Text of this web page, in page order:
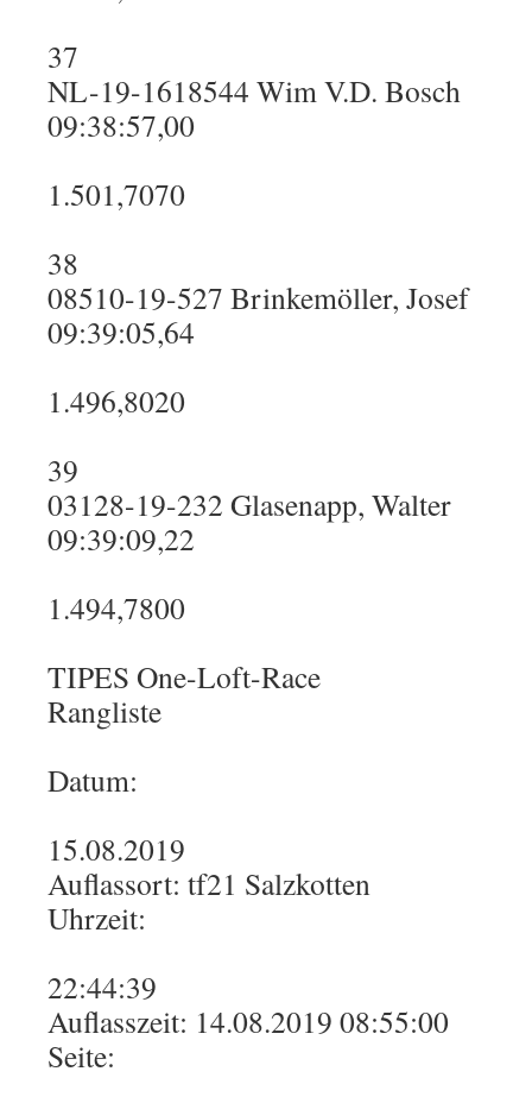
37
NL-19-1618544 Wim V.D. Bosch
09:38:57,00
1.501,7070
38
08510-19-527 Brinkemöller, Josef
09:39:05,64
1.496,8020
39
03128-19-232 Glasenapp, Walter
09:39:09,22
1.494,7800
TIPES One-Loft-Race
Rangliste
Datum:
15.08.2019
Auflassort: tf21 Salzkotten
Uhrzeit:
22:44:39
Auflasszeit: 14.08.2019 08:55:00
Seite: